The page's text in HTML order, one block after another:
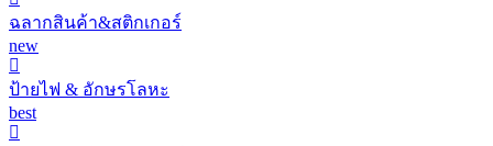
ฉลากสินค้า&สติกเกอร์
new
ป้ายไฟ & อักษรโลหะ
best